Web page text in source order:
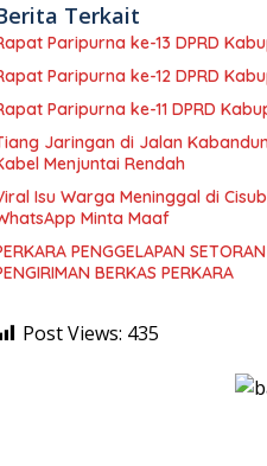
Terkait
Paripurna ke-13 DPRD
Paripurna ke-12 DPRD
Paripurna ke-11 DPRD
Jaringan di Jalan
Menjuntai Rendah
Isu Warga Meninggal di
Minta Maaf
PENGGELAPAN
BERKAS PERKARA
Post Views: 435